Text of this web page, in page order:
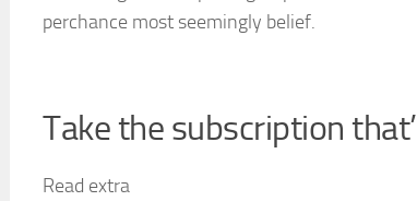
perchance most seemingly belief.
Take the subscription
Read extra